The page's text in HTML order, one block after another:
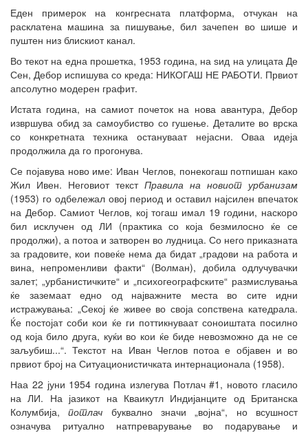
Еден примерок на конгресната платформа, отчукан на
расклатена машина за пишување, бил зачепен во шише и
пуштен низ блискиот канал.
Во текот на една прошетка, 1953 година, на ѕид на улицата Де
Сен, Дебор испишува со креда: НИКОГАШ НЕ РАБОТИ. Првиот
апсолутно модерен графит.
Истата година, на самиот почеток на нова авантура, Дебор
извршува обид за самоубиство со гушење. Деталите во врска
со конкретната техника остануваат нејасни. Оваа идеја
продолжила да го прогонува.
Се појавува ново име: Иван Чеглов, понекогаш потпишан како
Жил Ивен. Неговиот текст Правила на новиот урбанизам
(1953) го одбележал овој период и оставил најсилен впечаток
на Дебор. Самиот Чеглов, кој тогаш имал 19 години, наскоро
бил исклучен од ЛИ (практика со која безмилосно ќе се
продолжи), а потоа и затворен во лудница. Со него приказната
за градовите, кои повеќе нема да бидат „градови на работа и
вина, непроменливи факти“ (Волман), добила одлучувачки
залет; „урбанистичките“ и „психогеографските“ размислувања
ќе заземаат едно од најважните места во сите идни
истражувања: „Секој ќе живее во своја сопствена катедрала.
Ќе постојат соби кои ќе ги поттикнуваат соноиштата посилно
од која било друга, куќи во кои ќе биде невозможно да не се
заљубиш...“. Текстот на Иван Чеглов потоа е објавен и во
првиот број на Ситуационистичката интернационала (1958).
Наа 22 јуни 1954 година излегува Потлач #1, новото гласило
на ЛИ. На јазикот на Кваикутл Индијанците од Британска
Колумбија,потлач буквално значи „војна“, но всушност
означува ритуално натпреварување во подарување и